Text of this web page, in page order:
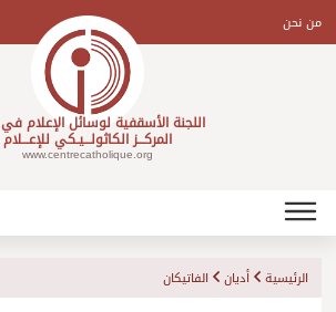
contentمن نحن
اللجنة الأسقفية لوسائل الإعلام في
المركـــز الكاثولـــيـكي للإعـــلام
www.centrecatholique.org
الرئيسية أديان الفاتيكان